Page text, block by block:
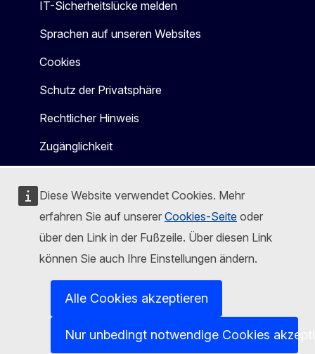
Diese Website verwendet Cookies. Mehr
erfahren Sie auf unserer Cookies-Seite oder
über den Link in der Fußzeile. Über diesen Link
können Sie auch Ihre Einstellungen ändern.
Alle Cookies akzeptieren
Nur unbedingt notwendige Cookies
IT-Sicherheitslücke melden
Sprachen auf unseren Websites
Cookies
Schutz der Privatsphäre
Rechtlicher Hinweis
Zugänglichkeit